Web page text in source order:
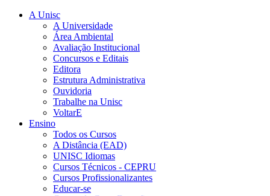
A Unisc
A Universidade
Área Ambiental
Avaliação Institucional
Concursos e Editais
Editora
Estrutura Administrativa
Ouvidoria
Trabalhe na Unisc
VoltarE
Ensino
Todos os Cursos
A Distância (EAD)
UNISC Idiomas
Cursos Técnicos - CEPRU
Cursos Profissionalizantes
Educar-se